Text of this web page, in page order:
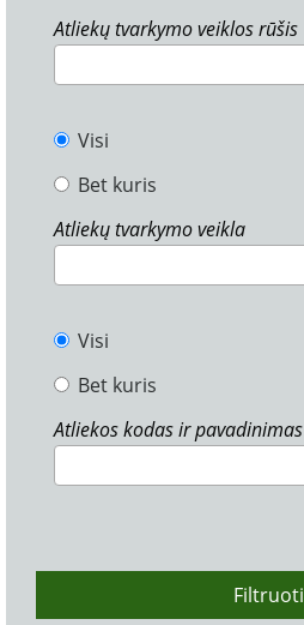
Atliekų tvarkymo veiklos rūšis
Visi
Bet kuris
Atliekų tvarkymo veikla
Visi
Bet kuris
Atliekos kodas ir pavadinimas
Filtruoti